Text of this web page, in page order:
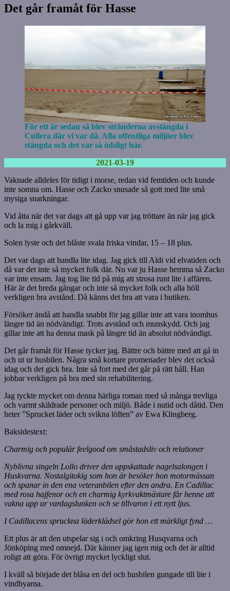
Det går framåt för Hasse
För ett år sedan så blev stränderna avstängda i
Cullera där vi var då. Alla offentliga miljöer blev
stängda och det var så ödsligt här.
2021-03-19
Vaknade alldeles för tidigt i morse, redan vid femtiden och kunde
inte somna om. Hasse och Zacko snusade så gott med lite små
mysiga snarkningar.
Vid åtta när det var dags att gå upp var jag tröttare än när jag gick
och la mig i gårkväll.
Solen lyste och det blåste svala friska vindar, 15 – 18 plus.
Det var dags att handla lite idag. Jag gick till Aldi vid elvatiden och
då var det inte så mycket folk där. Nu var ju Hasse hemma så Zacko
var inte ensam. Jag tog lite tid på mig att strosa runt lite i affären.
Här är det breda gångar och inte så mycket folk och alla höll
verkligen bra avstånd. Då känns det bra att vara i butiken.
Försöker ändå att handla snabbt för jag gillar inte att vara inomhus
längre tid än nödvändigt. Trots avstånd och munskydd. Och jag
gillar inte att ha denna mask på längre tid än absolut nödvändigt.
Det går framåt för Hasse tycker jag. Bättre och bättre med att gå in
och ut ur husbilen. Några små kortare promenader blev det också
idag och det gick bra. Inte så fort med det går på rätt håll. Han
jobbar verkligen på bra med sin rehabilitering.
Jag tyckte mycket om denna härliga roman med så många trevliga
och varmt skildrade personer och miljö. Både i nutid och dåtid. Den
heter ”Sprucket läder och svikna löften” av Ewa Klingberg.
Baksidestext:
Charmig och populär feelgood om småstadsliv och relationer
Nyblivna singeln Lollo driver den uppskattade nagelsalongen i
Huskvarna. Nostalgitokig som hon är besöker hon motormässan
och spanar in den ena veteranbilen efter den andra. En Cadillac
med rosa hajfenor och en charmig kyrkvaktmästare får henne att
vakna upp ur vardagslunken och se tillvaron i ett nytt ljus.
I Cadillacens spruckna läderklädsel gör hon ett märkligt fynd …
Ett plus är att den utspelar sig i och omkring Husqvarna och
Jönköping med omnejd. Där känner jag igen mig och det är alltid
roligt att göra. För övrigt mycket lyckligt slut.
I kväll så började det blåsa en del och husbilen gungade till lite i
vindbyarna.